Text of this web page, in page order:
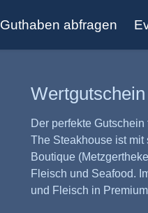
Guthaben abfragen
Der perfekte
The Steakhouse ist
Boutique
Fleisch und Seafood.
und Fleisch in